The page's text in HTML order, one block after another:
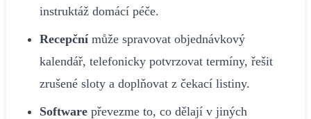
instruktáž domácí péče.
Recepční může spravovat objednávkový
kalendář, telefonicky potvrzovat termíny, řešit
zrušené sloty a doplňovat z čekací listiny.
Software převezme to, co dělají v jiných